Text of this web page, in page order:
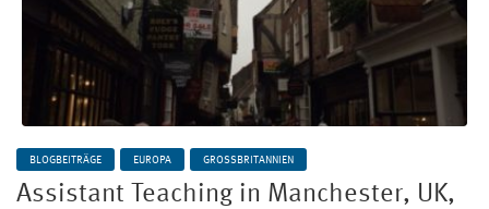
BLOGBEITRÄGE EUROPA GROSSBRITANNIEN
Assistant Teaching in Manchester, UK,